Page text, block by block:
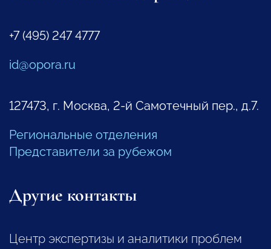
+7 (495) 247 4777
id@opora.ru
127473, г. Москва, 2-й Самотечный пер., д.7.
Региональные отделения
Представители за рубежом
Другие контакты
Центр экспертизы и аналитики проблем